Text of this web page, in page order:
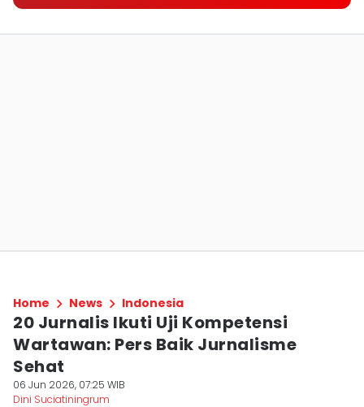
Home News Indonesia
20 Jurnalis Ikuti Uji Kompetensi
Wartawan: Pers Baik Jurnalisme
Sehat
06 Jun 2026, 07:25 WIB
Dini Suciatiningrum